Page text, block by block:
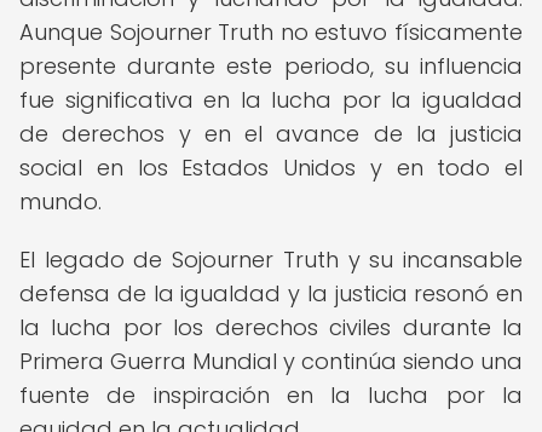
Aunque Sojourner Truth no estuvo físicamente
presente durante este periodo, su influencia
fue significativa en la lucha por la igualdad
de derechos y en el avance de la justicia
social en los Estados Unidos y en todo el
mundo.
El legado de Sojourner Truth y su incansable
defensa de la igualdad y la justicia resonó en
la lucha por los derechos civiles durante la
Primera Guerra Mundial y continúa siendo una
fuente de inspiración en la lucha por la